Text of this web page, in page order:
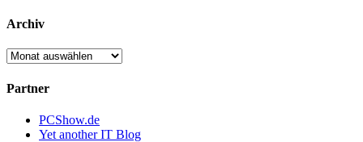
Archiv
Archiv
Partner
PCShow.de
Yet another IT Blog